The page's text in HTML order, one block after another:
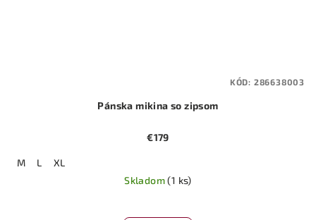
Pánska mikina so zipsom
€179
M L
XL
Skladom(1 ks)
KÓD: 286638003